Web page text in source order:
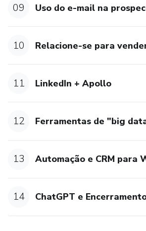
09 Uso do e-mail na
10 Relacione-se para
11 LinkedIn + Apollo
12 Ferramentas de "big
13 Automação e CRM para
14 ChatGPT e